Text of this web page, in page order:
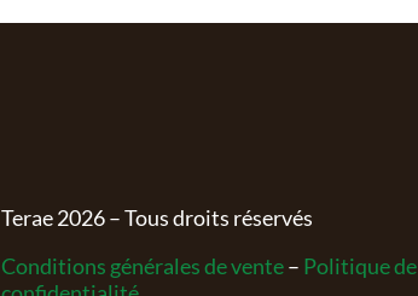
Terae2026– Tous droits réservés
Conditions générales de vente– Politique de